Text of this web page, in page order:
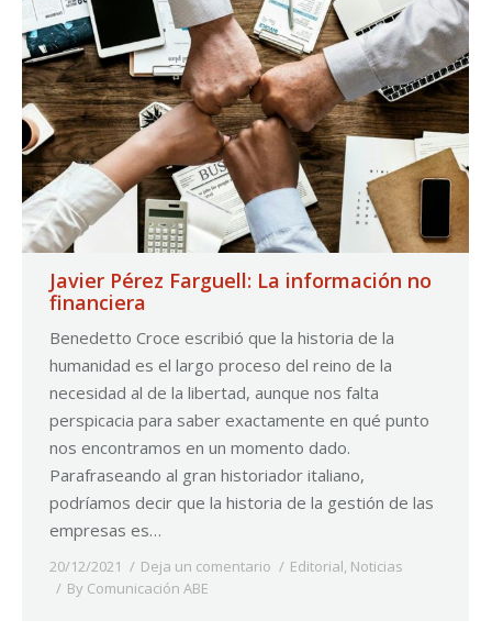
Javier Pérez Farguell: La información no
financiera
Benedetto Croce escribió que la historia de la
humanidad es el largo proceso del reino de la
necesidad al de la libertad, aunque nos falta
perspicacia para saber exactamente en qué punto
nos encontramos en un momento dado.
Parafraseando al gran historiador italiano,
podríamos decir que la historia de la gestión de las
empresas es…
20/12/2021 Deja un comentario Editorial, Noticias
By Comunicación ABE